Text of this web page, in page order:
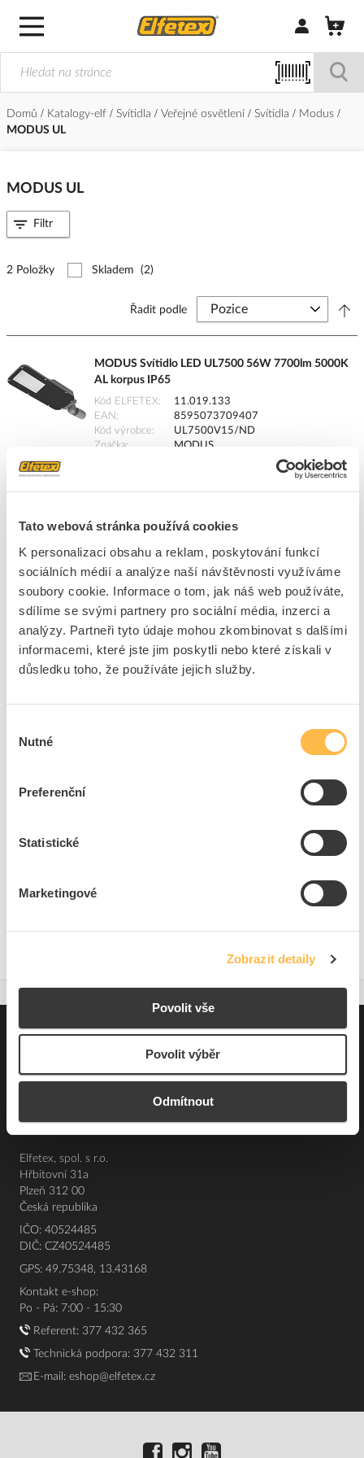
Tato webová stránka používá cookies
K personalizaci obsahu a reklam, poskytování funkcí
sociálních médií a analýze naší návštěvnosti využíváme
soubory cookie. Informace o tom, jak náš web používáte,
sdílíme se svými partnery pro sociální média, inzerci a
analýzy. Partneři tyto údaje mohou zkombinovat s dalšími
informacemi, které jste jim poskytli nebo které získali v
důsledku toho, že používáte jejich služby.
souhlasu
Nutné
Preferenční
Statistické
Marketingové
Zobrazit detaily
Povolit vše
Povolit výběr
Odmítnout
Přihlásit/
Domů Katalogy-elf Svítidla Veřejné osvětlení Svítidla
Modus
MODUS UL
MODUS UL
2 Položky Skladem (2)
Řadit podle
MODUS Svítidlo LED UL7500 56W 7700lm 5000K
AL korpus IP65
Kód ELFETEX
11.019.133
EAN
8595073709407
Kód výrobce
UL7500V15/ND
Značka
MODUS
Cena s DPH 10 847,07 Kč/ks
Přidat k porovnání
MODUS Svítidlo LED UL5000 47W 5700lm 5000K
AL korpus IP65
Kód ELFETEX
11.019.130
Kód výrobce
UL5000V15/3DIM
Cena s DPH 8 227,40 Kč/ks
ks do košíku
ks
Filtr
Pro zákazníky
Elfetex, spol. s r.o.
Hřbitovní 31a
Plzeň 312 00
Česká republika
IČO: 40524485
DIČ: CZ40524485
GPS: 49.75348, 13.43168
Kontakt e-shop:
Po - Pá: 7:00 - 15:30
Referent: 377 432 365
Technická podpora: 377 432 311
E-mail: eshop@elfetex.cz